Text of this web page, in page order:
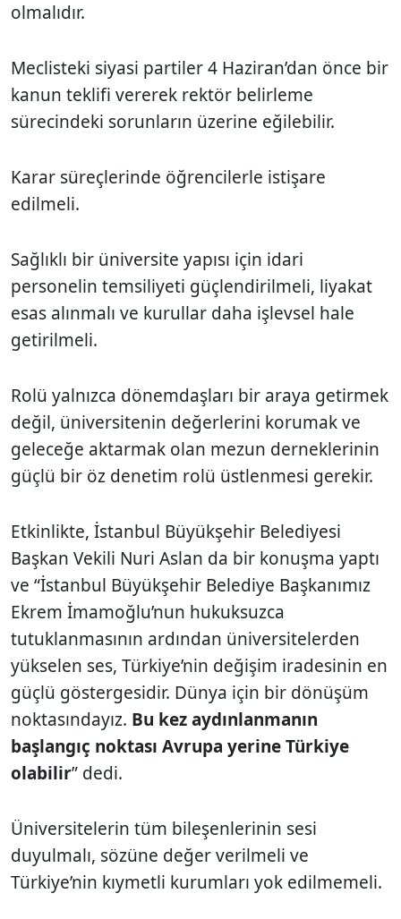
olmalıdır.
Meclisteki siyasi partiler 4 Haziran’dan önce bir
kanun teklifi vererek rektör belirleme
sürecindeki sorunların üzerine eğilebilir.
Karar süreçlerinde öğrencilerle istişare
edilmeli.
Sağlıklı bir üniversite yapısı için idari
personelin temsiliyeti güçlendirilmeli, liyakat
esas alınmalı ve kurullar daha işlevsel hale
getirilmeli.
Rolü yalnızca dönemdaşları bir araya getirmek
değil, üniversitenin değerlerini korumak ve
geleceğe aktarmak olan mezun derneklerinin
güçlü bir öz denetim rolü üstlenmesi gerekir.
Etkinlikte, İstanbul Büyükşehir Belediyesi
Başkan Vekili Nuri Aslan da bir konuşma yaptı
ve “İstanbul Büyükşehir Belediye Başkanımız
Ekrem İmamoğlu’nun hukuksuzca
tutuklanmasının ardından üniversitelerden
yükselen ses, Türkiye’nin değişim iradesinin en
güçlü göstergesidir. Dünya için bir dönüşüm
noktasındayız. Bu kez aydınlanmanın
başlangıç noktası Avrupa yerine Türkiye
olabilir” dedi.
Üniversitelerin tüm bileşenlerinin sesi
duyulmalı, sözüne değer verilmeli ve
Türkiye’nin kıymetli kurumları yok edilmemeli.